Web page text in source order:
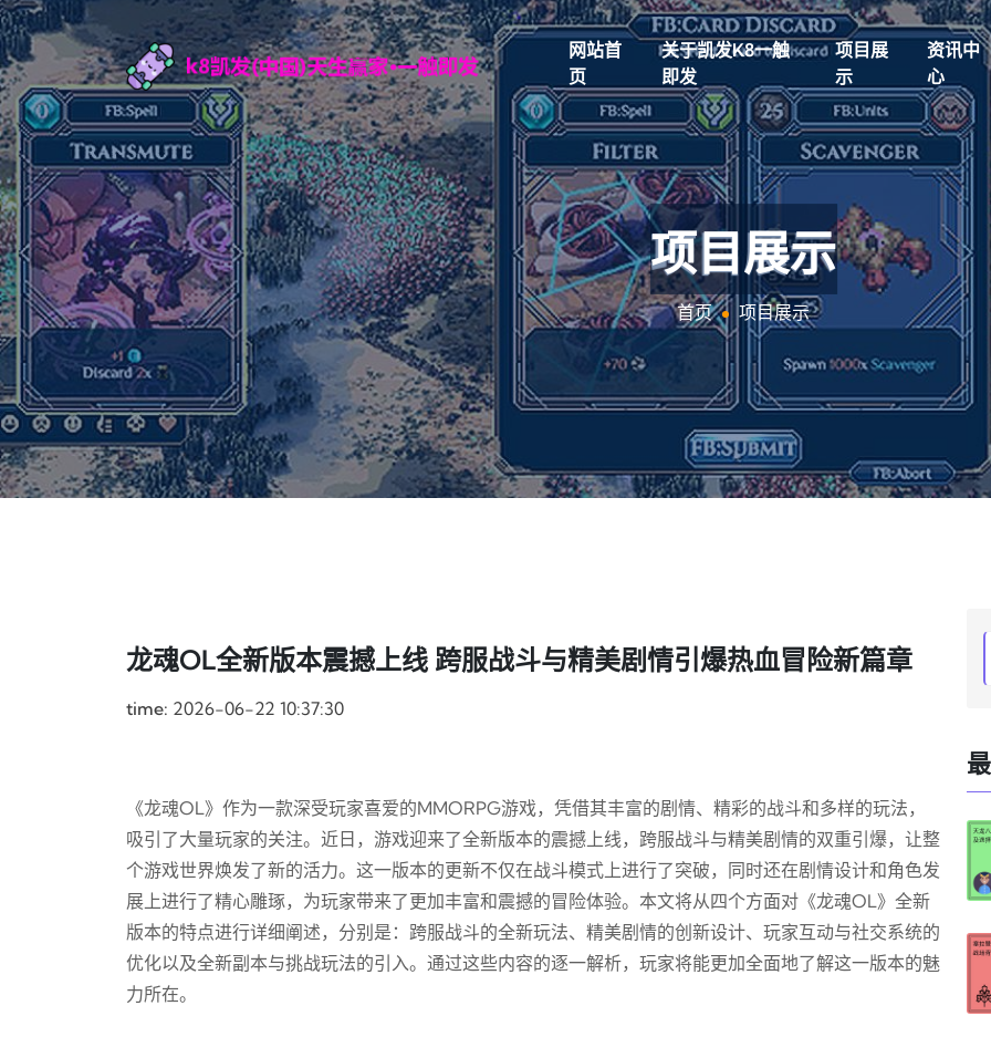
网站首
页
关于凯发k8一触
即发
项目展
示
资讯中
心
项目展示
首页 项目展示
龙魂OL全新版本震撼上线 跨服战斗与精美剧情引爆热血冒险新篇章
time: 2026-06-22 10:37:30
《龙魂OL》作为一款深受玩家喜爱的MMORPG游戏，凭借其丰富的剧情、精彩的战斗和多样的玩法，
吸引了大量玩家的关注。近日，游戏迎来了全新版本的震撼上线，跨服战斗与精美剧情的双重引爆，让整
个游戏世界焕发了新的活力。这一版本的更新不仅在战斗模式上进行了突破，同时还在剧情设计和角色发
展上进行了精心雕琢，为玩家带来了更加丰富和震撼的冒险体验。本文将从四个方面对《龙魂OL》全新
版本的特点进行详细阐述，分别是：跨服战斗的全新玩法、精美剧情的创新设计、玩家互动与社交系统的
优化以及全新副本与挑战玩法的引入。通过这些内容的逐一解析，玩家将能更加全面地了解这一版本的魅
力所在。